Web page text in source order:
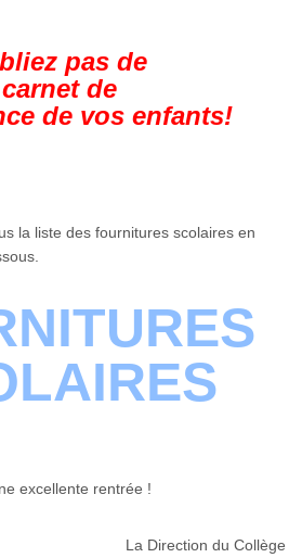
pas de
de
de vos enfants!
la liste des fournitures scolaires en
excellente rentrée !
La Direction du Collège